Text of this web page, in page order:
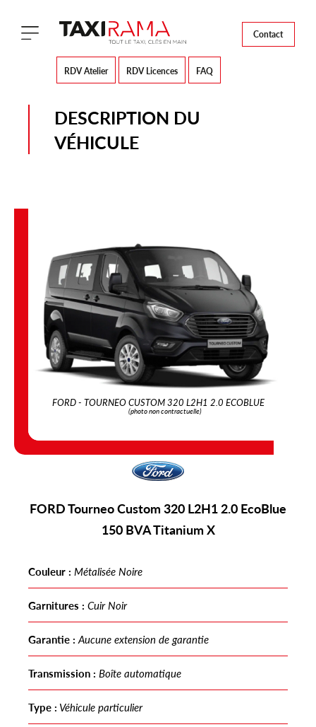
Contact
RDV Atelier RDV Licences FAQ
DESCRIPTION DU
VÉHICULE
FORD - TOURNEO CUSTOM 320 L2H1 2.0 ECOBLUE
(photo non contractuelle)
FORD Tourneo Custom 320 L2H1 2.0 EcoBlue
150 BVA Titanium X
Couleur : Métalisée Noire
Garnitures : Cuir Noir
Garantie : Aucune extension de garantie
Transmission : Boîte automatique
Type : Véhicule particulier